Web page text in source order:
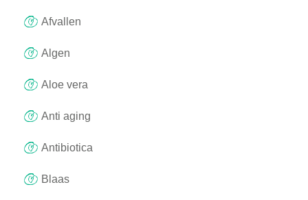
Afvallen
Algen
Aloe vera
Anti aging
Antibiotica
Blaas